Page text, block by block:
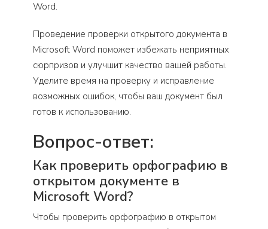
Word.
Проведение проверки открытого документа в
Microsoft Word поможет избежать неприятных
сюрпризов и улучшит качество вашей работы.
Уделите время на проверку и исправление
возможных ошибок, чтобы ваш документ был
готов к использованию.
Вопрос-ответ:
Как проверить орфографию в
открытом документе в
Microsoft Word?
Чтобы проверить орфографию в открытом